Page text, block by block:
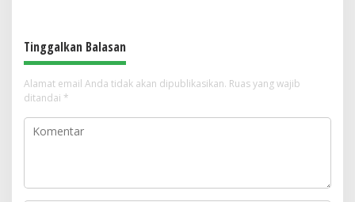
Tinggalkan Balasan
Alamat email Anda tidak akan dipublikasikan. Ruas yang wajib
ditandai *